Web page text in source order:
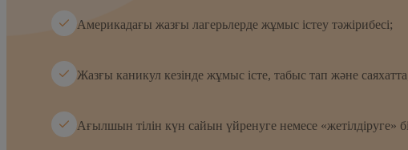
Америкадағы жазғы лагерьлерде жұмыс істеу тәжірибесі;
Жазғы каникул кезінде жұмыс істе, табыс тап және
Ағылшын тілін күн сайын үйренуге немесе «жетілдіруге»